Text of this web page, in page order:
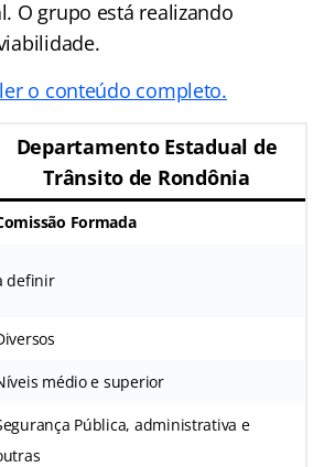
O grupo está realizando
o conteúdo completo.
Departamento Estadual de
Trânsito de Rondônia
Formada
definir
médio e superior
Pública, administrativa e